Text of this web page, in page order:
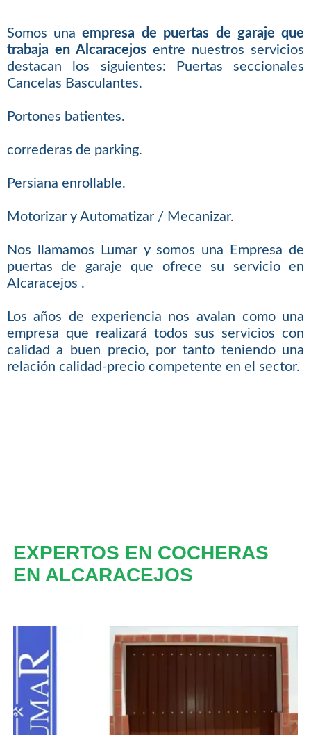
Somos unaempresa de puertas de garaje que
trabaja en Alcaracejosentre nuestros servicios
destacan los siguientes: Puertas seccionales
Cancelas Basculantes.
Portones batientes.
correderas de parking.
Persiana enrollable.
Motorizar y Automatizar / Mecanizar.
Nos llamamos Lumar y somos una Empresa de
puertas de garaje que ofrece su servicio en
Alcaracejos .
Los años de experiencia nos avalan como una
empresa que realizará todos sus servicios con
calidad a buen precio, por tanto teniendo una
relación calidad-precio competente en el sector.
EXPERTOS EN COCHERAS
EN ALCARACEJOS